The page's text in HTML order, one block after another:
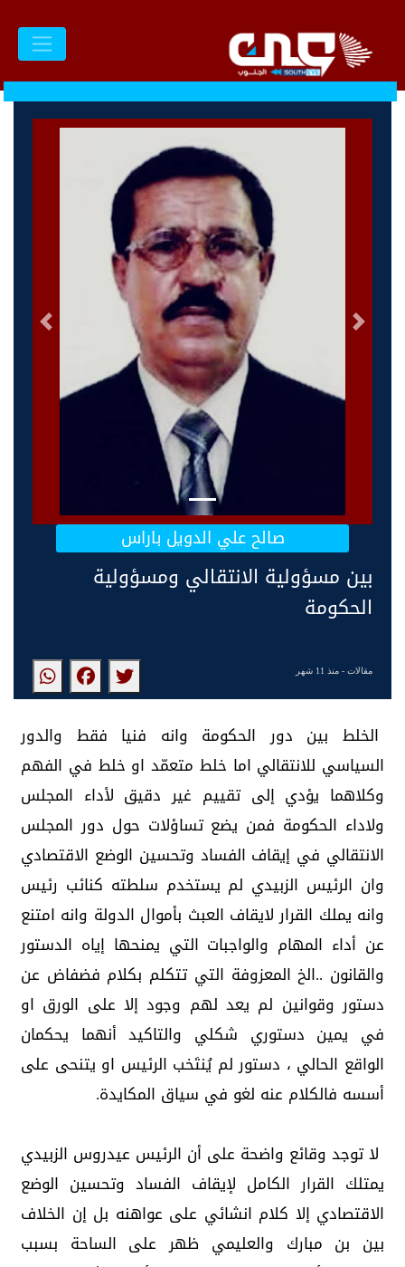
التالى السابق
صالح علي الدويل باراس
بين مسؤولية الانتقالي ومسؤولية
الحكومة
مقالات- منذ 11 شهر
الخلط بين دور الحكومة وانه فنيا فقط والدور
السياسي للانتقالي اما خلط متعمّد او خلط في الفهم
وكلاهما يؤدي إلى تقييم غير دقيق لأداء المجلس
ولاداء الحكومة فمن يضع تساؤلات حول دور المجلس
الانتقالي في إيقاف الفساد وتحسين الوضع الاقتصادي
وان الرئيس الزبيدي لم يستخدم سلطته كنائب رئيس
وانه يملك القرار لايقاف العبث بأموال الدولة وانه امتنع
عن أداء المهام والواجبات التي يمنحها إياه الدستور
والقانون ..الخ المعزوفة التي تتكلم بكلام فضفاض عن
دستور وقوانين لم يعد لهم وجود إلا على الورق او
في يمين دستوري شكلي والتاكيد أنهما يحكمان
الواقع الحالي ، دستور لم يُنتَخب الرئيس او يتنحى على
أسسه فالكلام عنه لغو في سياق المكايدة.
لا توجد وقائع واضحة على أن الرئيس عيدروس الزبيدي
يمتلك القرار الكامل لإيقاف الفساد وتحسين الوضع
الاقتصادي إلا كلام انشائي على عواهنه بل إن الخلاف
بين بن مبارك والعليمي ظهر على الساحة بسبب